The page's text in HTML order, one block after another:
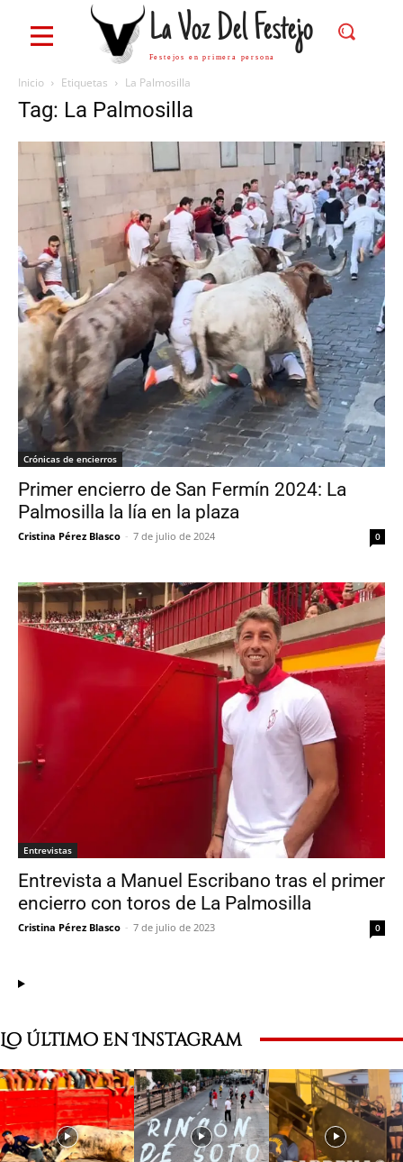
La Voz Del Festejo
Festejos en primera persona
Inicio Etiquetas La Palmosilla
Tag: La Palmosilla
Crónicas de encierros
Primer encierro de San Fermín 2024: La
Palmosilla la lía en la plaza
Cristina Pérez Blasco - 7 de julio de 2024 0
Entrevistas
Entrevista a Manuel Escribano tras el primer
encierro con toros de La Palmosilla
Cristina Pérez Blasco - 7 de julio de 2023 0
Lo último en Instagram